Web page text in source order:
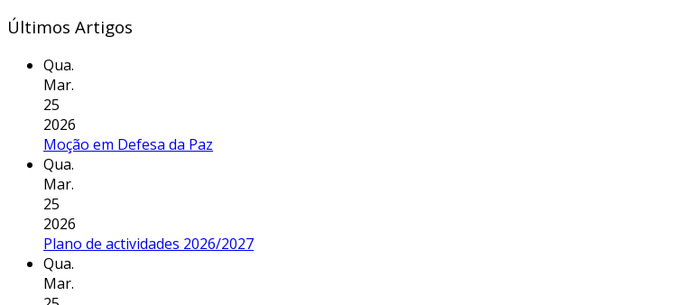
Últimos Artigos
Qua.
Mar.
25
2026
Moção em Defesa da Paz
Qua.
Mar.
25
2026
Plano de actividades 2026/2027
Qua.
Mar.